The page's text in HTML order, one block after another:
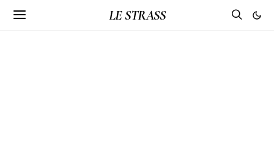
LE STRASS